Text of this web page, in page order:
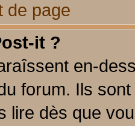
de page
it ?
en-
forum. Ils
lire dès que